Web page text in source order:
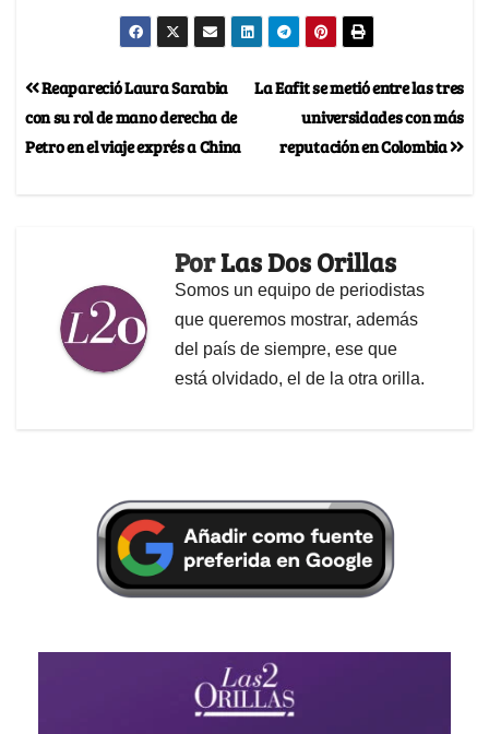
La Eafit se metió entre las tres
universidades con más
reputación en Colombia
Reapareció Laura Sarabia
con su rol de mano derecha de
Petro en el viaje exprés a China
PorLas Dos Orillas
Somos un equipo de periodistas
que queremos mostrar, además
del país de siempre, ese que
está olvidado, el de la otra orilla.